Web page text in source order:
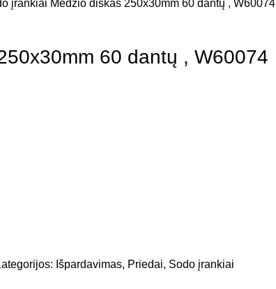
įrankiai Medžio diskas 250x30mm 60 dantų , W60074
60 dantų , W60074
Išpardavimas, Priedai, Sodo įrankiai